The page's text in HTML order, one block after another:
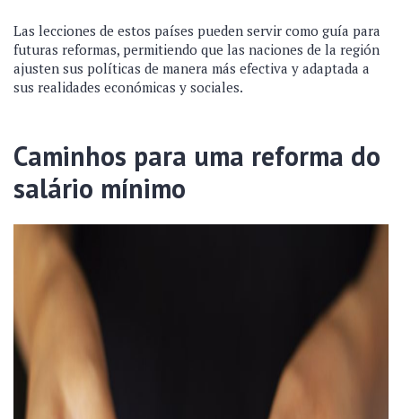
Las lecciones de estos países pueden servir como guía para
futuras reformas, permitiendo que las naciones de la región
ajusten sus políticas de manera más efectiva y adaptada a
sus realidades económicas y sociales.
Caminhos para uma reforma do
salário mínimo